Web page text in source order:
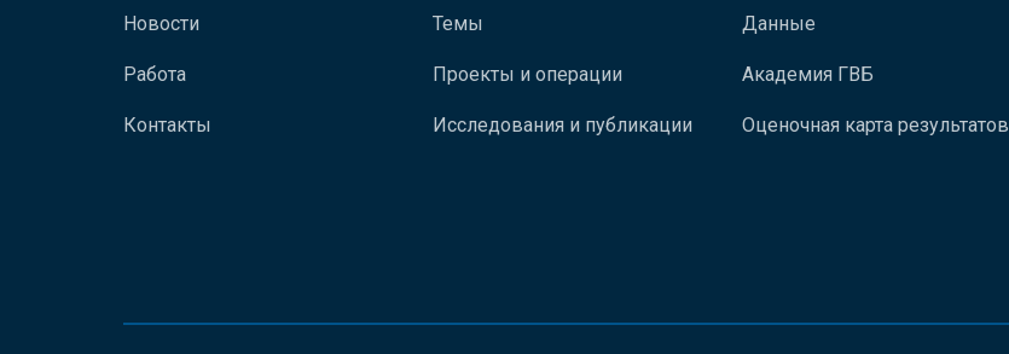
Новости
Работа
Контакты
Темы
Проекты и операции
Исследования и публикации
Данные
Академия ГВБ
Оценочная карта результатов